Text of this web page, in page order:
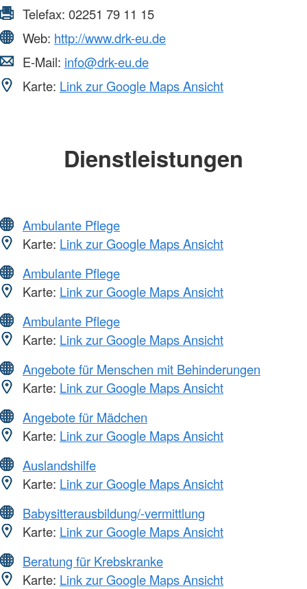
Telefax: 02251 79 11 15
Web: http://www.drk-eu.de
E-Mail: info@drk-eu.de
Karte: Link zur Google Maps Ansicht
Dienstleistungen
Ambulante Pflege
Karte: Link zur Google Maps Ansicht
Ambulante Pflege
Karte: Link zur Google Maps Ansicht
Ambulante Pflege
Karte: Link zur Google Maps Ansicht
Angebote für Menschen mit Behinderungen
Karte: Link zur Google Maps Ansicht
Angebote für Mädchen
Karte: Link zur Google Maps Ansicht
Auslandshilfe
Karte: Link zur Google Maps Ansicht
Babysitterausbildung/-vermittlung
Karte: Link zur Google Maps Ansicht
Beratung für Krebskranke
Karte: Link zur Google Maps Ansicht